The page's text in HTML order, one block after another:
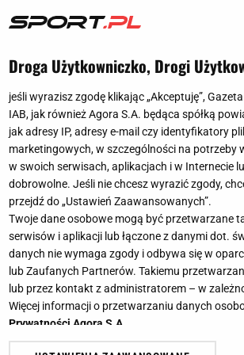
Droga Użytkowniczko, Drogi
jeśli wyrazisz zgodę klikając „Akceptuję”,
IAB, jak również Agora S.A. będąca spółką
jak adresy IP, adresy e-mail czy identyfikatory
marketingowych, w szczególności na
w swoich serwisach, aplikacjach i w Internecie
dobrowolne. Jeśli nie chcesz wyrazić zgody,
przejdź do „Ustawień Zaawansowanych”.
Twoje dane osobowe mogą być przetwarzane
serwisów i aplikacji lub łączone z danymi dot.
danych nie wymaga zgody i odbywa się w
lub Zaufanych Partnerów. Takiemu
lub przez kontakt z administratorem – w
Więcej informacji o przetwarzaniu danych
Prywatności Agora S.A.